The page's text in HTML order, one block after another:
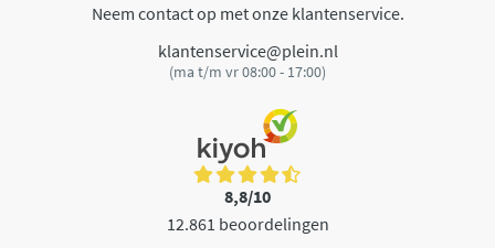
Neem contact op met onze klantenservice.
klantenservice@plein.nl
(ma t/m vr 08:00 - 17:00)
8,8/10
12.861 beoordelingen